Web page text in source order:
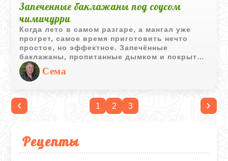
Рецепты
Запеченные баклажаны под соусом
чимичурри
Когда лето в самом разгаре, а мангал уже
прогрет, самое время приготовить нечто
простое, но эффектное. Запечённые
баклажаны, пропитанные дымком и покрытые
ароматным чимичурри - это не просто
гарнир, это праздник вкуса, который
случается прямо на решётке.
Сема
‹ 1 2 3 ›